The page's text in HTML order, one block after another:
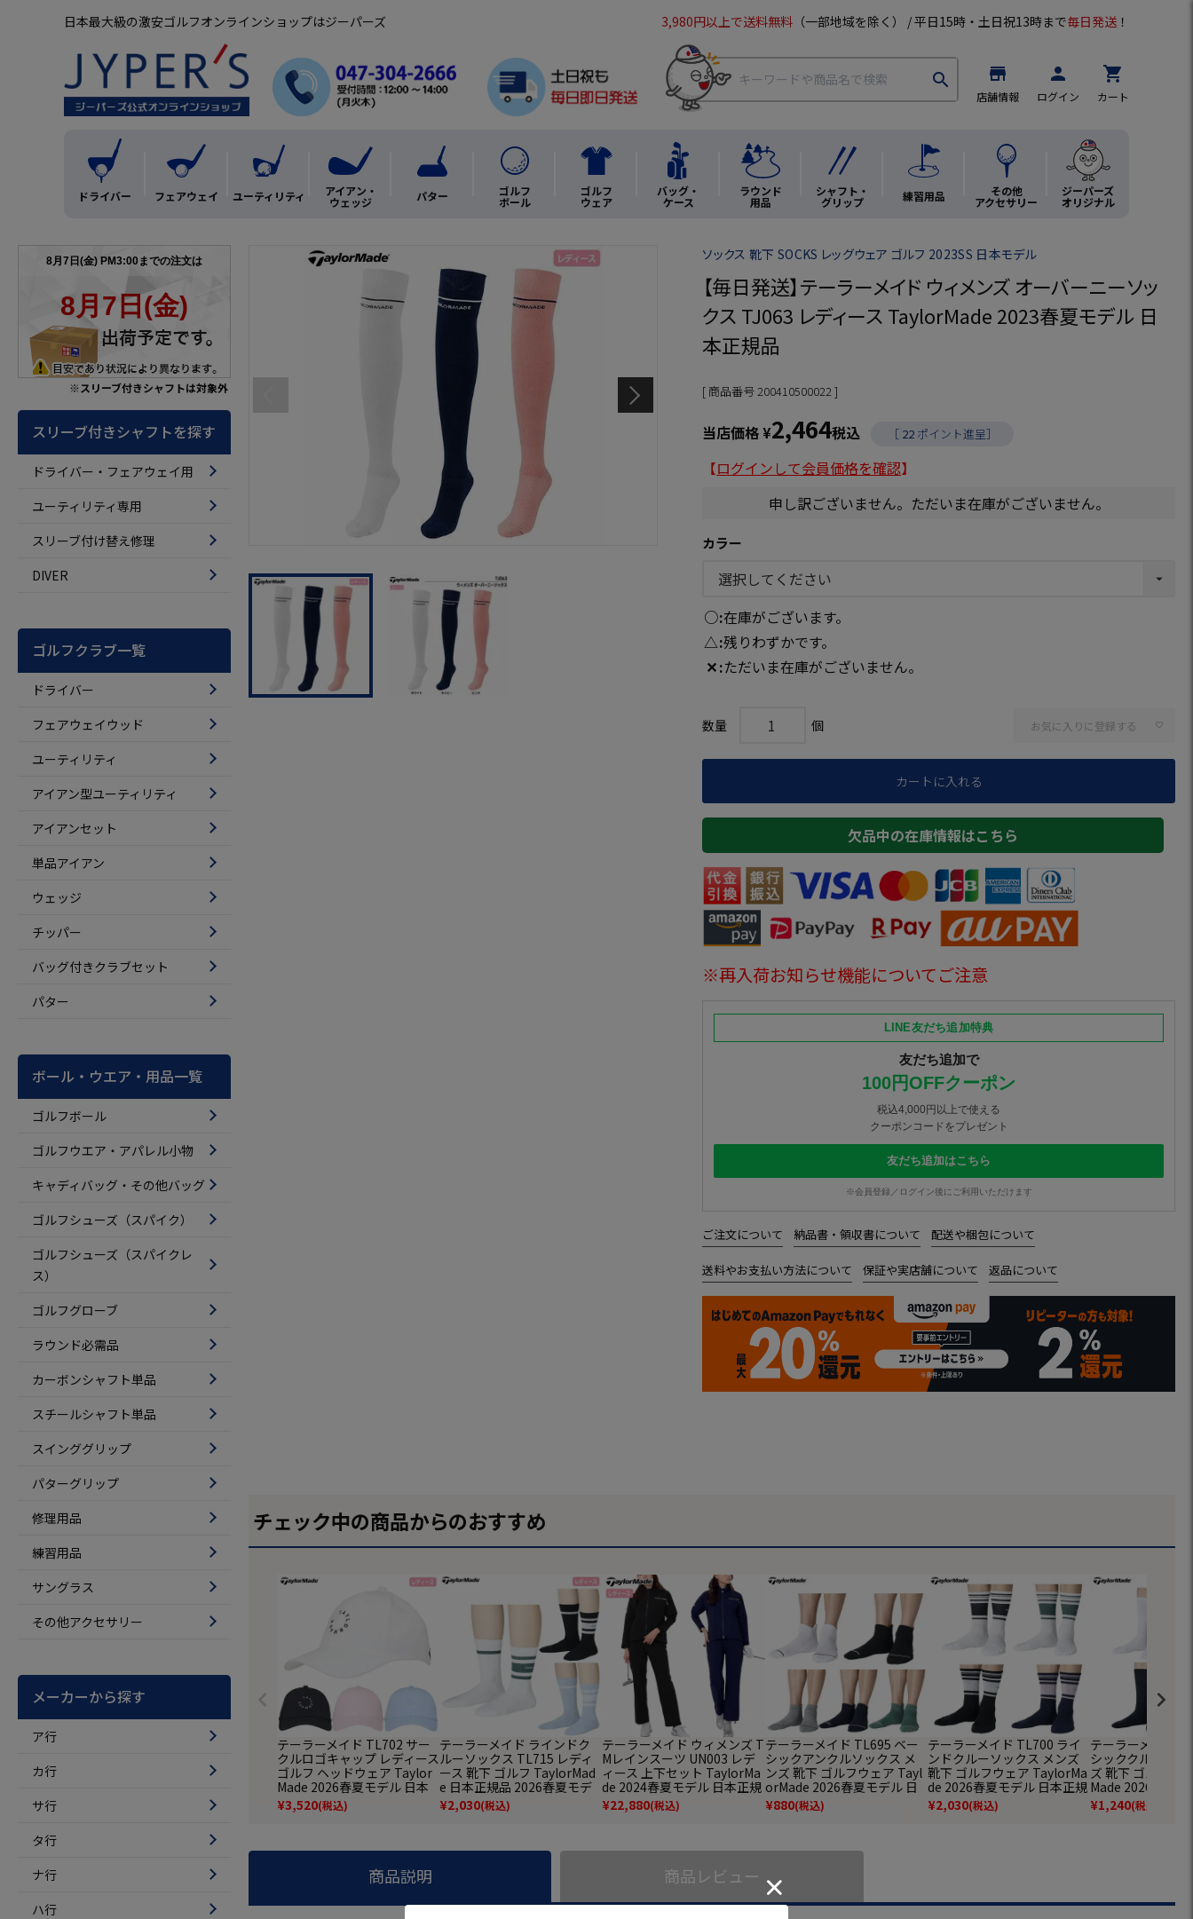
日本最大級の激安ゴルフオンラインショップはジーパーズ 3,980円以上で送料無料 （一部地域を除く） / 平日15時・土日祝13時まで毎日発送 ！
search store
店舗情報
person
ログイン
shopping_cart
カート
ドライバー フェアウェイ ユーティリティ アイアン・
ウェッジ パター ゴルフ
ボール
ゴルフ
ウェア
バッグ・
ケース
ラウンド
用品
シャフト・
グリップ 練習用品 その他
アクセサリー
ジーパーズ
オリジナル
※スリーブ付きシャフトは対象外
スリーブ付きシャフトを探す
ドライバー・フェアウェイ用
ユーティリティ専用
スリーブ付け替え修理
DIVER
ゴルフクラブ一覧
ドライバー
フェアウェイウッド
ユーティリティ
アイアン型ユーティリティ
アイアンセット
単品アイアン
ウェッジ
チッパー
バッグ付きクラブセット
パター
ボール・ウエア・用品一覧
ゴルフボール
ゴルフウエア・アパレル小物
キャディバッグ・その他バッグ
ゴルフシューズ（スパイク）
ゴルフシューズ（スパイクレ
ス）
ゴルフグローブ
ラウンド必需品
カーボンシャフト単品
スチールシャフト単品
スインググリップ
パターグリップ
修理用品
練習用品
サングラス
その他アクセサリー
メーカーから探す
ア行
カ行
サ行
タ行
ナ行
ハ行
ソックス 靴下 SOCKS レッグウェア ゴルフ 2023SS 日本モデル
【毎日発送】テーラーメイド ウィメンズ オーバーニーソッ
クス TJ063 レディース TaylorMade 2023春夏モデル 日
本正規品
商品番号200410500022
当店価格¥2,464税込 ［ 22 ポイント進呈］
【ログインして会員価格を確認】
申し訳ございません。ただいま在庫がございません。
カラー
○ 在庫がございます。
△ 残りわずかです。
✕ ただいま在庫がございません。
お気に入りに登録する
カートに入れる
欠品中の在庫情報はこちら
※再入荷お知らせ機能についてご注意
LINE友だち追加特典
友だち追加で
100円OFFクーポン
税込4,000円以上で使える
クーポンコードをプレゼント
友だち追加はこちら
※会員登録／ログイン後にご利用いただけます
ご注文について 納品書・領収書について 配送や梱包について
送料やお支払い方法について 保証や実店舗について 返品について
チェック中の商品からのおすすめ
テーラーメイド TL702 サー
クルロゴキャップ レディース
ゴルフ ヘッドウェア Taylor
Made 2026春夏モデル 日本
正規品
¥3,520(税込)
テーラーメイド ラインドク
ルーソックス TL715 レディ
ース 靴下 ゴルフ TaylorMad
e 日本正規品 2026春夏モデ
ル
¥2,030(税込)
テーラーメイド ウィメンズ T
Mレインスーツ UN003 レデ
ィース 上下セット TaylorMa
de 2024春夏モデル 日本正規
品
¥22,880(税込)
テーラーメイド TL695 ベー
シックアンクルソックス メ
ンズ 靴下 ゴルフウェア Tayl
orMade 2026春夏モデル 日
本正規品ｽ
¥880(税込)
テーラーメイド TL700 ライ
ンドクルーソックス メンズ
靴下 ゴルフウェア TaylorMa
de 2026春夏モデル 日本正規
品
¥2,030(税込)
テーラーメイド
シッククルーソッ
ズ 靴下 ゴルフウ
Made 2026春夏
正規品
¥1,240(税込)
商品説明 商品レビュー